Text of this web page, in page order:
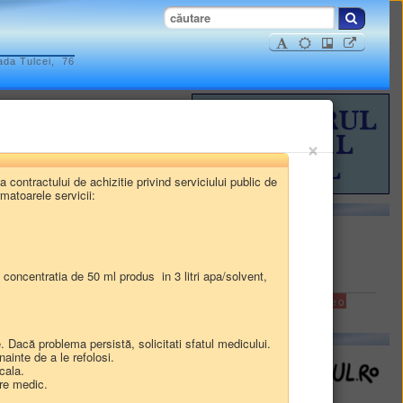
Tulcei, 76
FINANCIARE
refuzurilor de a
video
×
contractului de achizitie privind serviciului public de
servicii:
de 50 ml produs in 3 litri apa/solvent,
problema persistă, solicitati sfatul medicului.
de a le refolosi.
medic.